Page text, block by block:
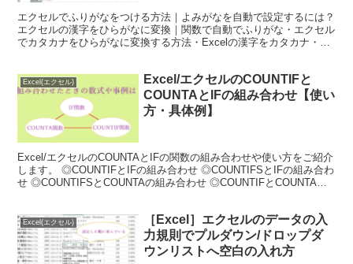
エクセルでふりがなをつける方法｜よみがなを自動で設定するには？
エクセルの漢字をひらがなに変換｜関数で自動でふりがな・エクセル
でカタカナをひらがなに変換する方法・Excelの漢字をカタカナ・半
Excel(エクセル)
Excel/エクセルのCOUNTIFと
COUNTAとIFの組み合わせ【使い
方・具体例】
Excel/エクセルのCOUNTAとIFの関数の組み合わせや使い方をご紹介
します。 ◎COUNTIFとIFの組み合わせ ◎COUNTIFSとIFの組み合わ
せ ◎COUNTIFSとCOUNTAの組み合わせ ◎COUNTIFとCOUNTAの
Excel(エクセル)
［Excel］エクセルのデータの入
力規則でプルダウン/ドロップダ
ウンリストへ空白の入れ方